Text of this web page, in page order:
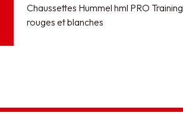
Chaussettes Hummel hml PRO Training
rouges et blanches